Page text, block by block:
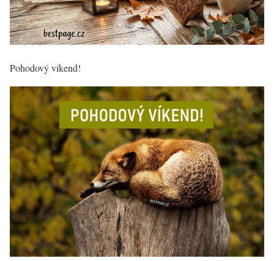
Pohodový víkend!